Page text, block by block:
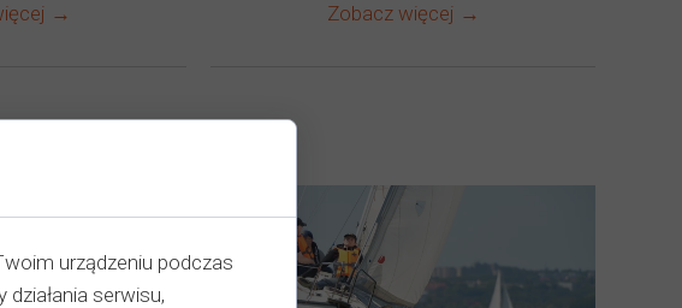
→ Zobacz więcej →
urządzeniu podczas
serwisu,